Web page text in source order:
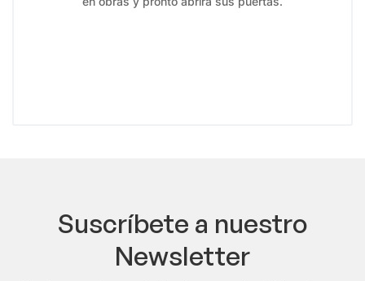
Suscríbete a nuestro
Newsletter